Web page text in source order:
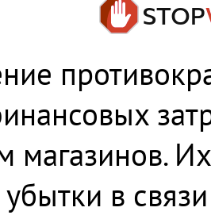
магазинов.
в